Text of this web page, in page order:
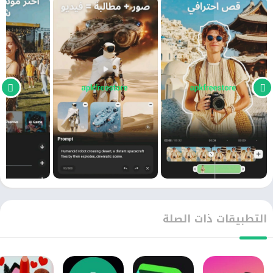
يتواجد أكثر من ثمنمائة مقطع موسيقي يمكنك أن تقوم
بإضافتها إلي الفيديو حسب المقطع الموسيقي الذي تريد
إضافته إلي الفيديو. كما يتم تحديث الموسيقي بإستمرار داخل
البرنامج. حتي يقوم بتجميع أكبر عدد ممكن من المقاطع
الجديد.
حيث أن تحميل VideoShow مهكر بدون علامه مائية عندما
تقوم بي تصميم الفيديو وتريد أن تقوم بحفظه علي الجهاز
يمكنك أن تقوم بضغط الفيديو الذي تريد حفظه. حتي يأتي لك
بحجم قليل. حتي لا يستهلك موارد كثيرة داخل الجهاز. مما أنه
التطبيقات ذات الصلة